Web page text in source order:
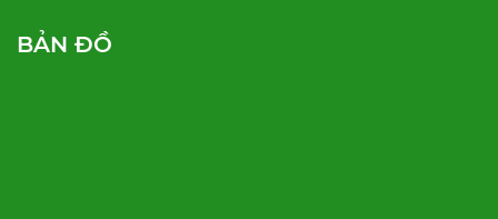
BẢN ĐỒ